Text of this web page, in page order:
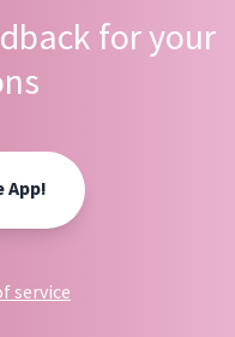
for your
App!
service